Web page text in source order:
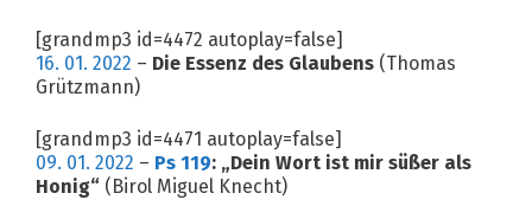
[grandmp3 id=4472 autoplay=false]
16. 01. 2022 – Die Essenz des Glaubens (Thomas
Grützmann)
[grandmp3 id=4471 autoplay=false]
09. 01. 2022 – Ps 119: „Dein Wort ist mir süßer als
Honig“ (Birol Miguel Knecht)